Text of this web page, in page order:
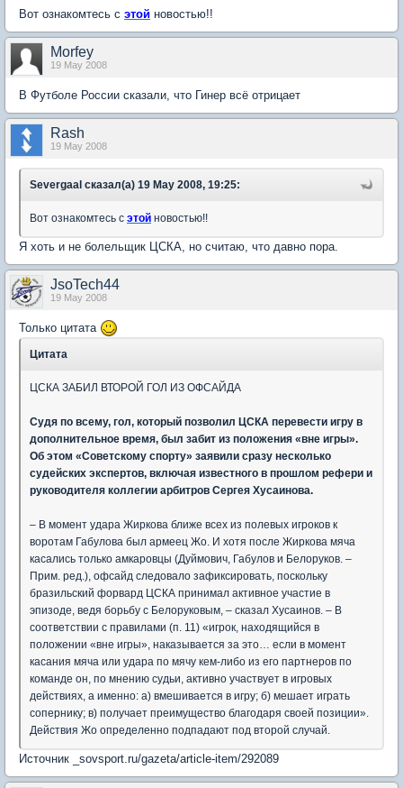
Вот ознакомтесь с этой новостью!!
Morfey
19 May 2008
В Футболе России сказали, что Гинер всё отрицает
Rash
19 May 2008
Severgaal сказал(а) 19 May 2008, 19:25:
Вот ознакомтесь с этой новостью!!
Я хоть и не болельщик ЦСКА, но считаю, что давно пора.
JsoTech44
19 May 2008
Только цитата
Цитата
ЦСКА ЗАБИЛ ВТОРОЙ ГОЛ ИЗ ОФСАЙДА
Судя по всему, гол, который позволил ЦСКА перевести игру в
дополнительное время, был забит из положения «вне игры».
Об этом «Советскому спорту» заявили сразу несколько
судейских экспертов, включая известного в прошлом рефери и
руководителя коллегии арбитров Сергея Хусаинова.
– В момент удара Жиркова ближе всех из полевых игроков к
воротам Габулова был армеец Жо. И хотя после Жиркова мяча
касались только амкаровцы (Дуймович, Габулов и Белоруков. –
Прим. ред.), офсайд следовало зафиксировать, поскольку
бразильский форвард ЦСКА принимал активное участие в
эпизоде, ведя борьбу с Белоруковым, – сказал Хусаинов. – В
соответствии с правилами (п. 11) «игрок, находящийся в
положении «вне игры», наказывается за это… если в момент
касания мяча или удара по мячу кем-либо из его партнеров по
команде он, по мнению судьи, активно участвует в игровых
действиях, а именно: а) вмешивается в игру; б) мешает играть
сопернику; в) получает преимущество благодаря своей позиции».
Действия Жо определенно подпадают под второй случай.
Источник _sovsport.ru/gazeta/article-item/292089